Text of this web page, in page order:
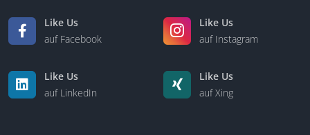
Like Us
auf Facebook
Like Us
auf Instagram
Like Us
auf LinkedIn
Like Us
auf Xing